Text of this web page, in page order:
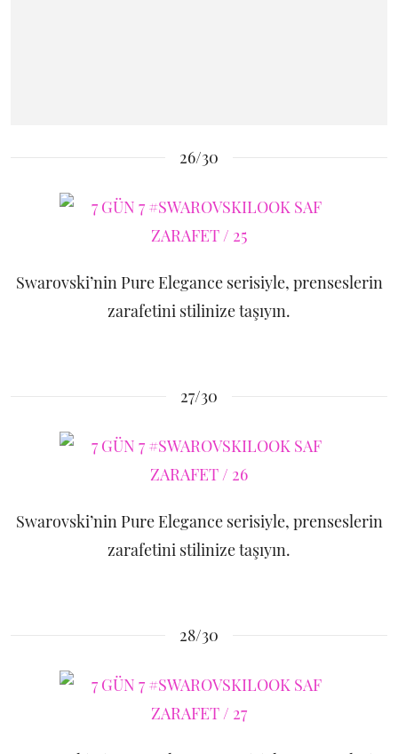
26/30
Swarovski’nin Pure Elegance serisiyle, prenseslerin
zarafetini stilinize taşıyın.
27/30
Swarovski’nin Pure Elegance serisiyle, prenseslerin
zarafetini stilinize taşıyın.
28/30